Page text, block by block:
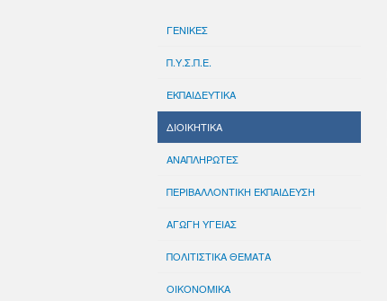
ΓΕΝΙΚΕΣ
Π.Υ.Σ.Π.Ε.
ΕΚΠΑΙΔΕΥΤΙΚΑ
ΔΙΟΙΚΗΤΙΚΑ
ΑΝΑΠΛΗΡΩΤΕΣ
ΠΕΡΙΒΑΛΛΟΝΤΙΚΗ ΕΚΠΑΙΔΕΥΣΗ
ΑΓΩΓΗ ΥΓΕΙΑΣ
ΠΟΛΙΤΙΣΤΙΚΑ ΘΕΜΑΤΑ
ΟΙΚΟΝΟΜΙΚΑ